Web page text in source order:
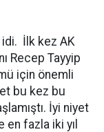
idi. İlk kez AK
Recep Tayyip
için önemli
bu kez bu
İyi niyet
fazla iki yıl